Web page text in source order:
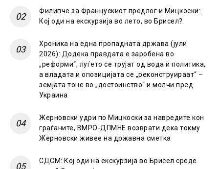
Филипче за Францускиот предлог и Мицкоски:
Кој оди на екскурзија во лето, во Брисел?
Хроника на една пропадната држава (јули
2026): Додека правдата е заробена во
„реформи“, луѓето се трујат од вода и политика,
а владата и опозицијата се „реконструираат“ –
земјата тоне во „достоинство“ и молчи пред
Украина
Жерновски удри по Мицкоски за навредите кон
граѓаните, ВМРО-ДПМНЕ возврати дека токму
Жерновски живее на државна сметка
СДСМ: Кој оди на екскурзија во Брисел среде